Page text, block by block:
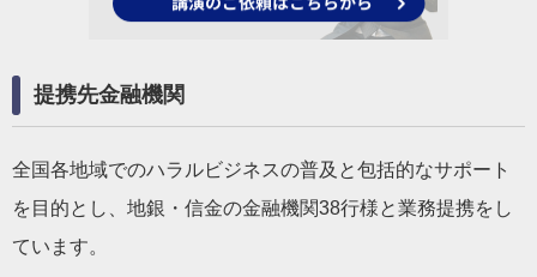
提携先金融機関
全国各地域でのハラルビジネスの普及と包括的なサポート
を目的とし、地銀・信金の金融機関38行様と業務提携をし
ています。